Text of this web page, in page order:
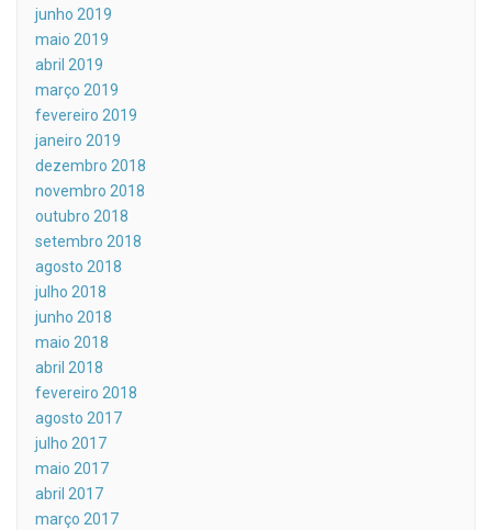
junho 2019
maio 2019
abril 2019
março 2019
fevereiro 2019
janeiro 2019
dezembro 2018
novembro 2018
outubro 2018
setembro 2018
agosto 2018
julho 2018
junho 2018
maio 2018
abril 2018
fevereiro 2018
agosto 2017
julho 2017
maio 2017
abril 2017
março 2017